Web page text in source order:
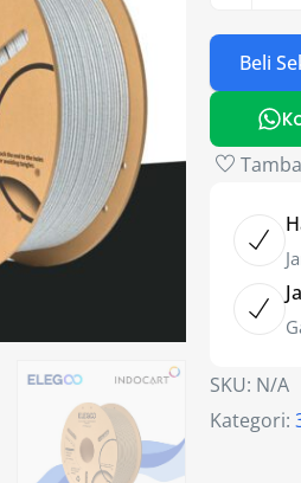
Beli
SKU: N/A
Kategori: